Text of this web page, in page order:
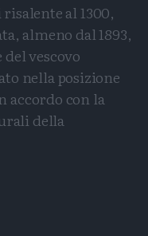
al 1300,
almeno dal 1893,
vescovo
nella posizione
accordo con la
della